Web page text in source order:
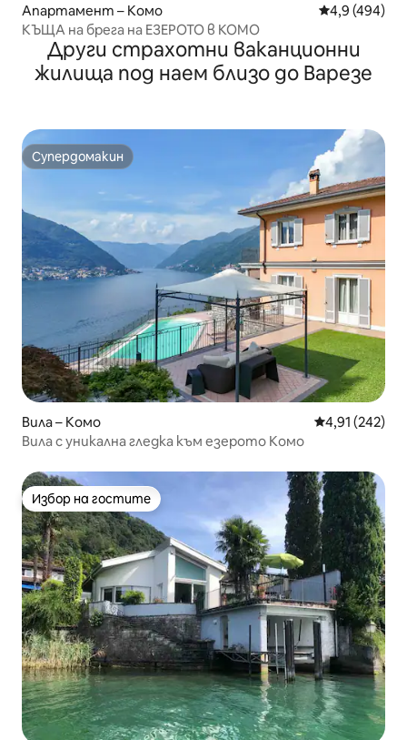
Апартамент – Комо Средна
4,9 (494)
КЪЩА на брега на ЕЗЕРОТО в КОМО
Други страхотни ваканционни
жилища под наем близо до Варезе
Супердомакин
Супердомакин
Вила – Комо Средна
4,91 (242)
Вила с уникална гледка към езерото Комо
Избор на гостите
Избор на гостите